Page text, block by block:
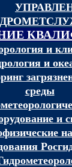
и
и
среды
и